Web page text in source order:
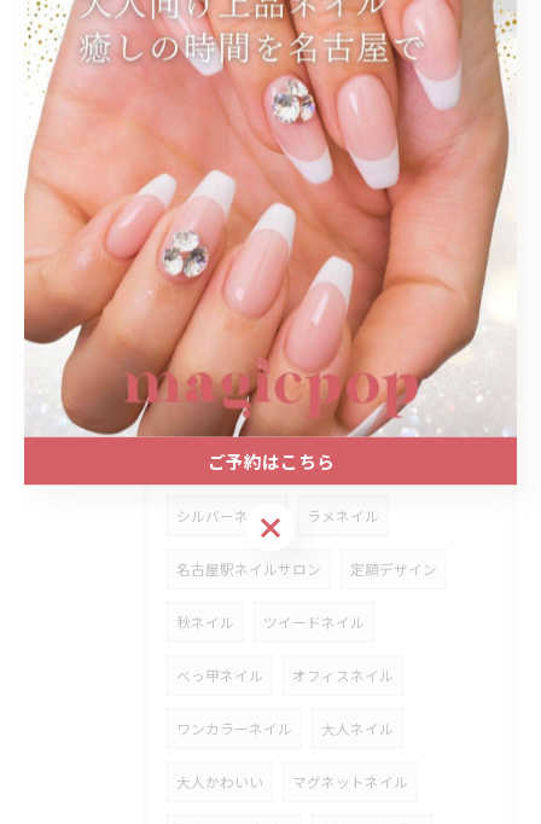
2026/07/29
2026/07/22
タグ Tags
グレージュ ベージュ 手書きアート
テラコッタ カシスレッド
シルバーネイル ラメネイル
名古屋駅ネイルサロン 定額デザイン
秋ネイル ツイードネイル
べっ甲ネイル オフィスネイル
ワンカラーネイル 大人ネイル
大人かわいい マグネットネイル
ご予約はこちら
ご予約はこちら